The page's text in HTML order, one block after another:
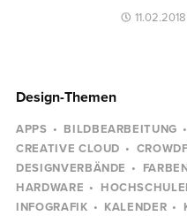
11.02.2018
Design-Themen
APPS BILDBEARBEITUNG
CREATIVE CLOUD
DESIGNVERBÄNDE
HARDWARE
INFOGRAFIK
KALENDER